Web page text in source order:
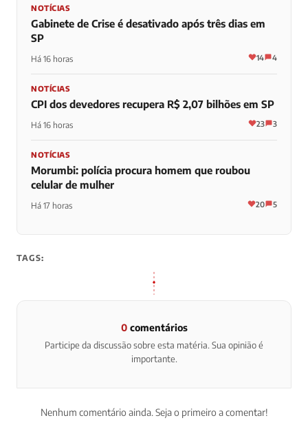
NOTÍCIAS
Gabinete de Crise é desativado após três dias em
SP
Há 16 horas 14 4
NOTÍCIAS
CPI dos devedores recupera R$ 2,07 bilhões em SP
Há 16 horas 23 3
NOTÍCIAS
Morumbi: polícia procura homem que roubou
celular de mulher
Há 17 horas 20 5
TAGS:
0comentários
Participe da discussão sobre esta matéria. Sua opinião é
importante.
Nenhum comentário ainda. Seja o primeiro a comentar!